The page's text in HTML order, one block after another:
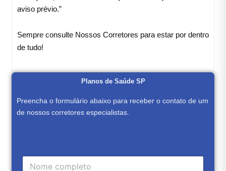
aviso prévio.”
Sempre consulte Nossos Corretores para estar por dentro
de tudo!
Planos de Saúde SP
Preencha o formulário abaixo para receber o contato de um
de nossos corretores especialistas.
C